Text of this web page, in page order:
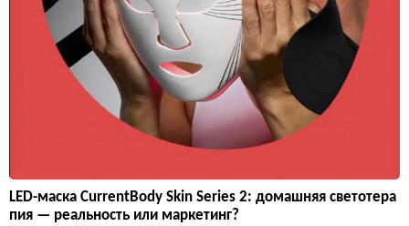
LED-маска CurrentBody Skin Series 2: домашняя светотера
пия — реальность или маркетинг?